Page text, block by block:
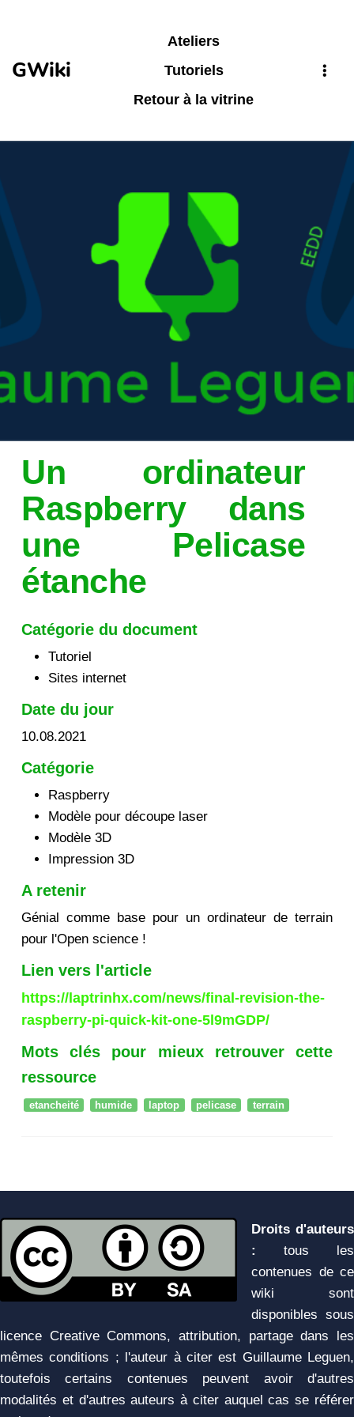
GWiki
Ateliers
Tutoriels
Retour à la vitrine
Un ordinateur
Raspberry dans
une Pelicase
étanche
Catégorie du document
Tutoriel
Sites internet
Date du jour
10.08.2021
Catégorie
Raspberry
Modèle pour découpe laser
Modèle 3D
Impression 3D
A retenir
Génial comme base pour un ordinateur de terrain
pour l'Open science !
Lien vers l'article
https://laptrinhx.com/news/final-revision-the-
raspberry-pi-quick-kit-one-5l9mGDP/
Mots clés pour mieux retrouver cette
ressource
etancheité humide laptop pelicase terrain
Droits d'auteurs
:
tous les
contenues de ce
wiki sont
disponibles sous
licence Creative Commons, attribution, partage dans les
mêmes conditions ; l'auteur à citer est Guillaume Leguen,
toutefois certains contenues peuvent avoir d'autres
modalités et d'autres auteurs à citer auquel cas se référer